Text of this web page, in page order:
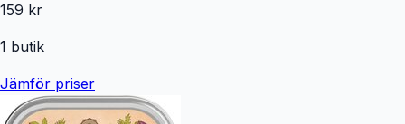
159 kr
1 butik
Jämför priser